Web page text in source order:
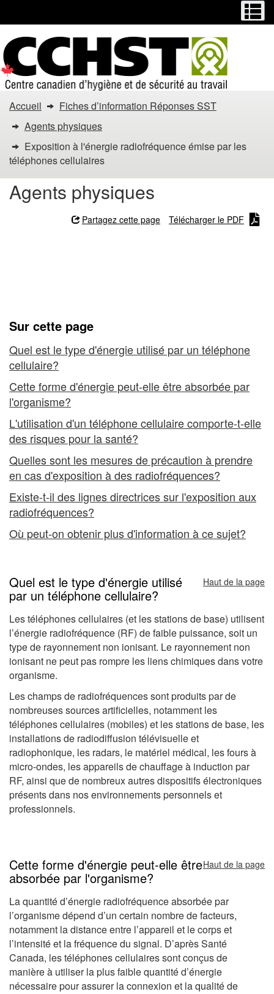
contenu
principal
la
version
HTML
simplifiée
Vous
êtes
dans
:
Exposition
par
les
téléphones
cellulaires
Accueil
Fiches d’information Réponses SST
Agents physiques
Exposition à l'énergie radiofréquence émise par les
téléphones cellulaires
Agents physiques
Partagez cette page Télécharger le PDF
Sur cette page
Quel est le type d'énergie utilisé par un téléphone
cellulaire?
Cette forme d'énergie peut-elle être absorbée par
l'organisme?
L'utilisation d'un téléphone cellulaire comporte-t-elle
des risques pour la santé?
Quelles sont les mesures de précaution à prendre
en cas d'exposition à des radiofréquences?
Existe-t-il des lignes directrices sur l'exposition aux
radiofréquences?
Où peut-on obtenir plus d'information à ce sujet?
Quel est le type d'énergie utilisé
par un téléphone cellulaire?
Haut de la page
Les téléphones cellulaires (et les stations de base) utilisent
l’énergie radiofréquence (RF) de faible puissance, soit un
type de rayonnement non ionisant. Le rayonnement non
ionisant ne peut pas rompre les liens chimiques dans votre
organisme.
Les champs de radiofréquences sont produits par de
nombreuses sources artificielles, notamment les
téléphones cellulaires (mobiles) et les stations de base, les
installations de radiodiffusion télévisuelle et
radiophonique, les radars, le matériel médical, les fours à
micro-ondes, les appareils de chauffage à induction par
RF, ainsi que de nombreux autres dispositifs électroniques
présents dans nos environnements personnels et
professionnels.
Cette forme d'énergie peut-elle être
absorbée par l'organisme?
Haut de la page
La quantité d’énergie radiofréquence absorbée par
l’organisme dépend d’un certain nombre de facteurs,
notamment la distance entre l’appareil et le corps et
l’intensité et la fréquence du signal. D’après Santé
Canada, les téléphones cellulaires sont conçus de
manière à utiliser la plus faible quantité d’énergie
nécessaire pour assurer la connexion et la qualité de